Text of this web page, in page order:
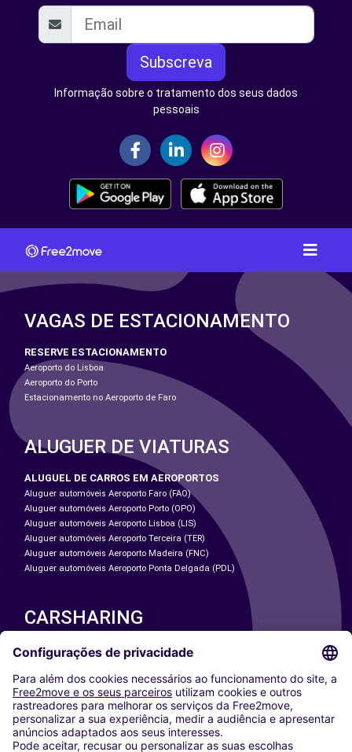
Subscreva
Informação sobre o tratamento dos seus dados
pessoais
VAGAS DE ESTACIONAMENTO
RESERVE ESTACIONAMENTO
Aeroporto do Lisboa
Aeroporto do Porto
Estacionamento no Aeroporto de Faro
ALUGUER DE VIATURAS
ALUGUEL DE CARROS EM AEROPORTOS
Aluguer automóveis Aeroporto Faro (FAO)
Aluguer automóveis Aeroporto Porto (OPO)
Aluguer automóveis Aeroporto Lisboa (LIS)
Aluguer automóveis Aeroporto Terceira (TER)
Aluguer automóveis Aeroporto Madeira (FNC)
Aluguer automóveis Aeroporto Ponta Delgada (PDL)
CARSHARING
NOSSAS CIDADES
Washington DC
Milan
Rome
Turin
Vienna